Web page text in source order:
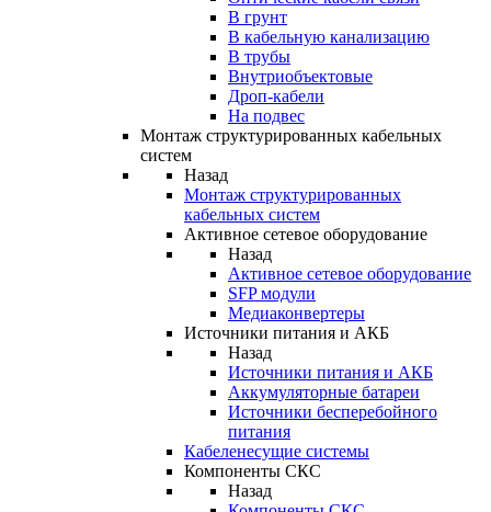
В грунт
В кабельную канализацию
В трубы
Внутриобъектовые
Дроп-кабели
На подвес
Монтаж структурированных кабельных
систем
Назад
Монтаж структурированных
кабельных систем
Активное сетевое оборудование
Назад
Активное сетевое оборудование
SFP модули
Медиаконвертеры
Источники питания и АКБ
Назад
Источники питания и АКБ
Аккумуляторные батареи
Источники бесперебойного
питания
Кабеленесущие системы
Компоненты СКС
Назад